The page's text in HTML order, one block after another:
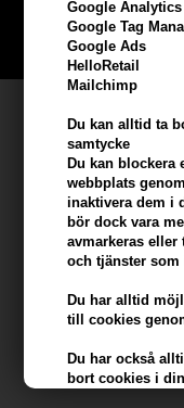
Google Analytics
Google Tag
Google Ads
HelloRetail
Mailchimp
Du kan alltid ta
samtycke
Du kan blockera
webbplats
inaktivera dem i
bör dock vara
avmarkeras
och tjänster som
Du har alltid
till cookies
Du har också
bort cookies i
BLI EN GRATIS
Kundservice
Hair247
Frisenborgvej 6A
DK-7800 Skive
info@hair247.se
Kom ihåg att vi
100% nöjdhet - 356